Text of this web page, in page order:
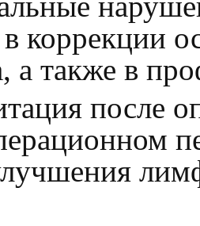
коррекции
а также в
после